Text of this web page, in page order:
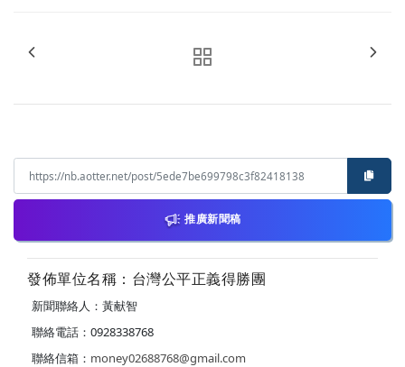
推廣新聞稿
發佈單位名稱：台灣公平正義得勝團
新聞聯絡人：黃献智
聯絡電話：0928338768
聯絡信箱： money02688768@gmail.com